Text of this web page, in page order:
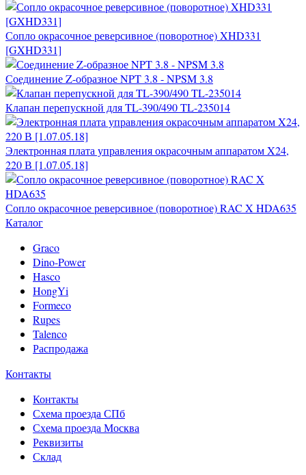
Сопло окрасочное реверсивное (поворотное) XHD331
[GXHD331]
Соединение Z-образное NPT 3.8 - NPSM 3.8
Клапан перепускной для TL-390/490 TL-235014
Электронная плата управления окрасочным аппаратом X24,
220 В [1.07.05.18]
Сопло окрасочное реверсивное (поворотное) RAC X HDA635
Каталог
Graco
Dino-Power
Hasco
HongYi
Formeco
Rupes
Talenco
Распродажа
Контакты
Контакты
Схема проезда СПб
Схема проезда Москва
Реквизиты
Склад